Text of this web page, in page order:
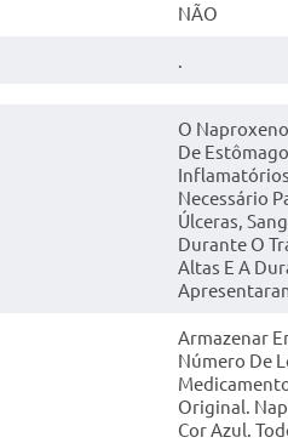
NÃO
.
O
De
Necessário
Úlceras,
Durante O
Altas E A
Armazenar
Número De
Original.
Cor Azul.